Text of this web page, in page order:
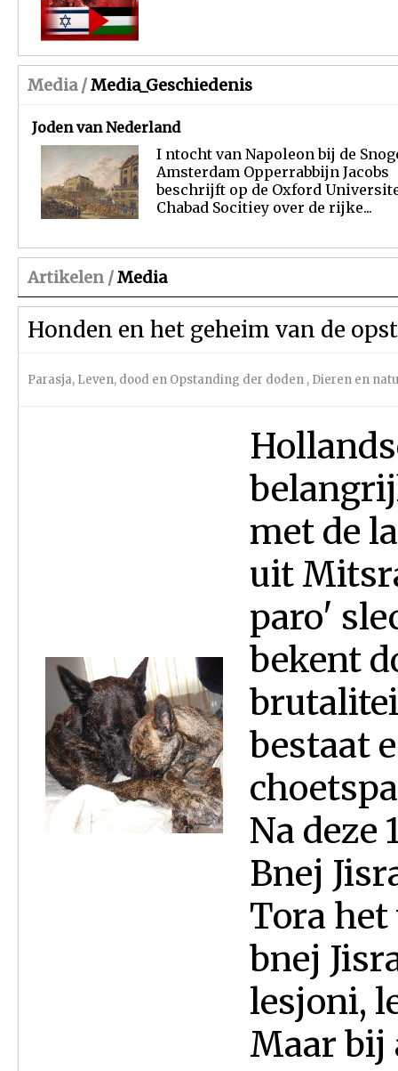
Media /Media_Geschiedenis
Joden van Nederland
I ntocht van Napoleon bij de
Amsterdam Opperrabbijn Jacobs
beschrijft op de Oxford
Chabad Socitiey over de rijke...
Artikelen /Media
Honden en het geheim van de
Parasja, Leven, dood en Opstanding der doden , Dieren en
met de
uit
paro'
bekent
bestaat
Na deze
Bnej
Tora het
bnej
lesjoni,
Maar bij